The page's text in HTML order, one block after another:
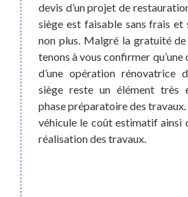
Si
de
devis d’un projet de
siège est faisable sans frais et
non plus. Malgré la gratuité
tenons à vous confirmer qu’une
d’une opération rénovatrice
siège reste un élément très
phase préparatoire des
véhicule le coût estimatif ainsi
réalisation des travaux.